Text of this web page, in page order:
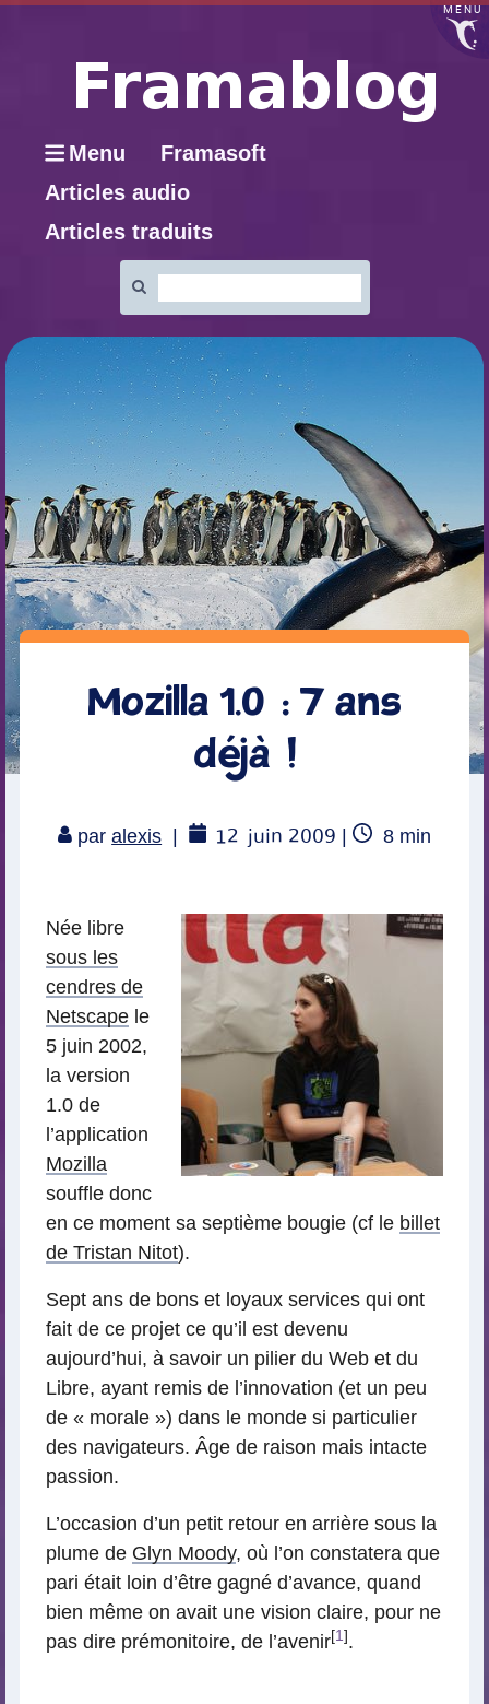
MENU
Menu
Framasoft
Articles audio
Articles traduits
:
Mozilla 1.0 : 7 ans
déjà !
paralexis 12 juin 2009
Temps
8min
Née libre
sous les
cendres de
Netscape le
5 juin 2002,
la version
1.0 de
l’application
Mozilla
souffle donc
en ce moment sa septième bougie (cf le billet
de Tristan Nitot).
Sept ans de bons et loyaux services qui ont
fait de ce projet ce qu’il est devenu
aujourd’hui, à savoir un pilier du Web et du
Libre, ayant remis de l’innovation (et un peu
de « morale ») dans le monde si particulier
des navigateurs. Âge de raison mais intacte
passion.
L’occasion d’un petit retour en arrière sous la
plume de Glyn Moody, où l’on constatera que
pari était loin d’être gagné d’avance, quand
bien même on avait une vision claire, pour ne
pas dire prémonitoire, de l’avenir[1] .